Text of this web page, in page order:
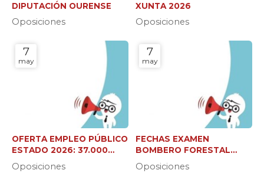
DIPUTACIÓN OURENSE
Oposiciones
XUNTA 2026
Oposiciones
7
may
OFERTA EMPLEO PÚBLICO
ESTADO 2026: 37.000
NUEVAS PLAZAS
Oposiciones
7
may
FECHAS EXAMEN
BOMBERO FORESTAL
XUNTA (C2 Y JEFE DE
BRIGADA)
Oposiciones